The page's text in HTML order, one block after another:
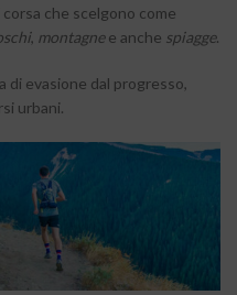
che scelgono come
, montagnee anche spiagge.
di evasione dal progresso,
urbani.